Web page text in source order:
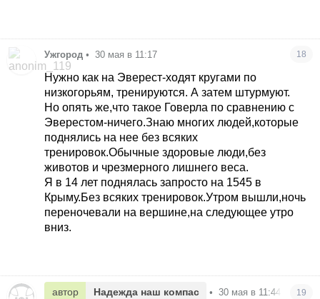
Ужгород • 30 мая в 11:17 18
Нужно как на Эверест-ходят кругами по
низкогорьям, тренируются. А затем штурмуют.
Но опять же,что такое Говерла по сравнению с
Эверестом-ничего.Знаю многих людей,которые
поднялись на нее без всяких
тренировок.Обычные здоровые люди,без
животов и чрезмерного лишнего веса.
Я в 14 лет поднялась запросто на 1545 в
Крыму.Без всяких тренировок.Утром вышли,ночь
переночевали на вершине,на следующее утро
вниз.
автор Надежда наш компас • 30 мая в 11:44 19